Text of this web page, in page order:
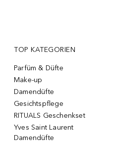
TOP KATEGORIEN
Parfüm & Düfte
Make-up
Damendüfte
Gesichtspflege
RITUALS Geschenkset
Yves Saint Laurent
Damendüfte